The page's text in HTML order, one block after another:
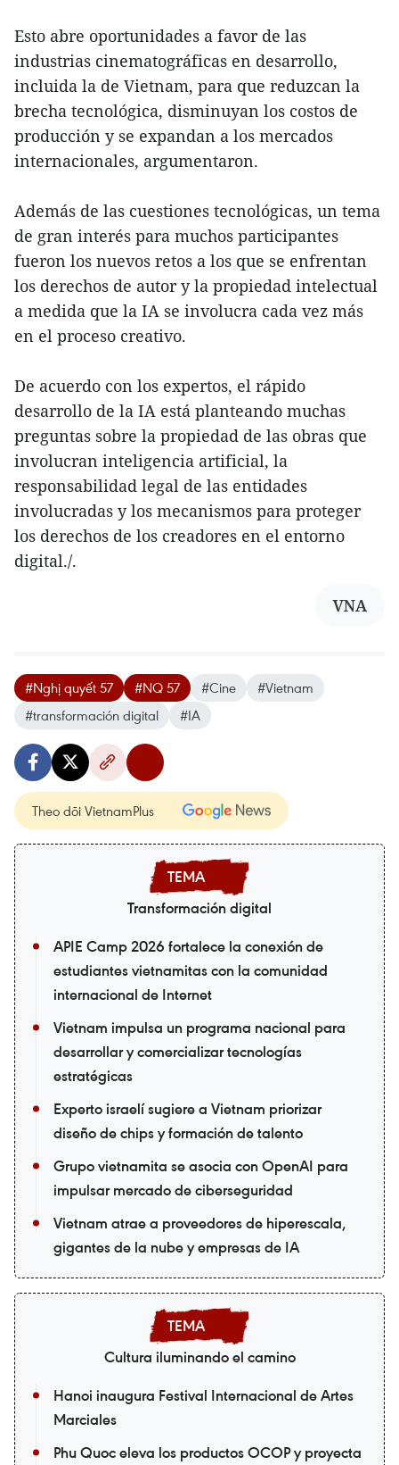
Esto abre oportunidades a favor de las
industrias cinematográficas en desarrollo,
incluida la de Vietnam, para que reduzcan la
brecha tecnológica, disminuyan los costos de
producción y se expandan a los mercados
internacionales, argumentaron.
Además de las cuestiones tecnológicas, un tema
de gran interés para muchos participantes
fueron los nuevos retos a los que se enfrentan
los derechos de autor y la propiedad intelectual
a medida que la IA se involucra cada vez más
en el proceso creativo.
De acuerdo con los expertos, el rápido
desarrollo de la IA está planteando muchas
preguntas sobre la propiedad de las obras que
involucran inteligencia artificial, la
responsabilidad legal de las entidades
involucradas y los mecanismos para proteger
los derechos de los creadores en el entorno
digital./.
VNA
#Nghị quyết 57 #NQ 57 #Cine
#Vietnam
#transformación digital
#IA
Theo dõi VietnamPlus
Transformación digital
APIE Camp 2026 fortalece la conexión de
estudiantes vietnamitas con la comunidad
internacional de Internet
Vietnam impulsa un programa nacional para
desarrollar y comercializar tecnologías
estratégicas
Experto israelí sugiere a Vietnam priorizar
diseño de chips y formación de talento
Grupo vietnamita se asocia con OpenAI para
impulsar mercado de ciberseguridad
Vietnam atrae a proveedores de hiperescala,
gigantes de la nube y empresas de IA
Cultura iluminando el camino
Hanoi inaugura Festival Internacional de Artes
Marciales
Phu Quoc eleva los productos OCOP y proyecta